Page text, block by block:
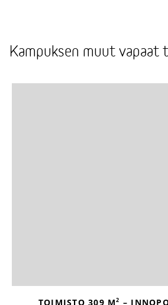
Kampuksen muut vapaat
TOIMISTO 309 M2 –